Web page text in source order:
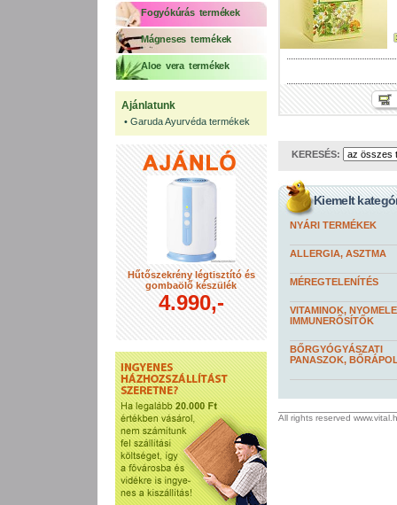
Fogyókúrás termékek
Mágneses termékek
Aloe vera termékek
Ajánlatunk
• Garuda Ayurvéda termékek
Hűtőszekrény légtisztító és
gombaölő készülék
4.990,-
KERESÉS:
Kiemelt
NYÁRI TERMÉKEK
ALLERGIA, ASZTMA
MÉREGTELENÍTÉS
VITAMINOK,
IMMUNERŐSÍTŐK
BŐRGYÓGYÁSZATI
PANASZOK,
All rights reserved